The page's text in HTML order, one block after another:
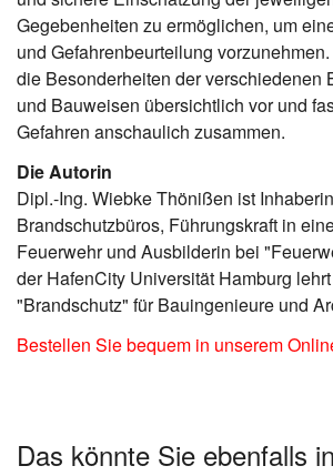
Gegebenheiten zu ermöglichen, um
und Gefahrenbeurteilung
die Besonderheiten der verschiedenen
und Bauweisen übersichtlich vor und
Gefahren anschaulich zusammen.
Die Autorin
Dipl.-Ing. Wiebke Thönißen ist
Brandschutzbüros, Führungskraft in
Feuerwehr und Ausbilderin bei
der HafenCity Universität Hamburg
"Brandschutz" für Bauingenieure und
Bestellen Sie bequem in unserem
Das könnte Sie ebenfalls